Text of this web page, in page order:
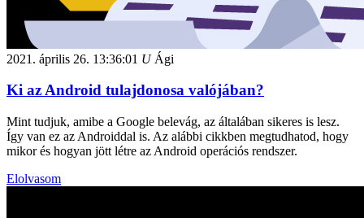
2021. április 26. 13:36:01 UÁgi
Ki az Android tulajdonosa valójában?
Mint tudjuk, amibe a Google belevág, az általában sikeres is lesz.
Így van ez az Androiddal is. Az alábbi cikkben megtudhatod, hogy
mikor és hogyan jött létre az Android operációs rendszer.
Elolvasom